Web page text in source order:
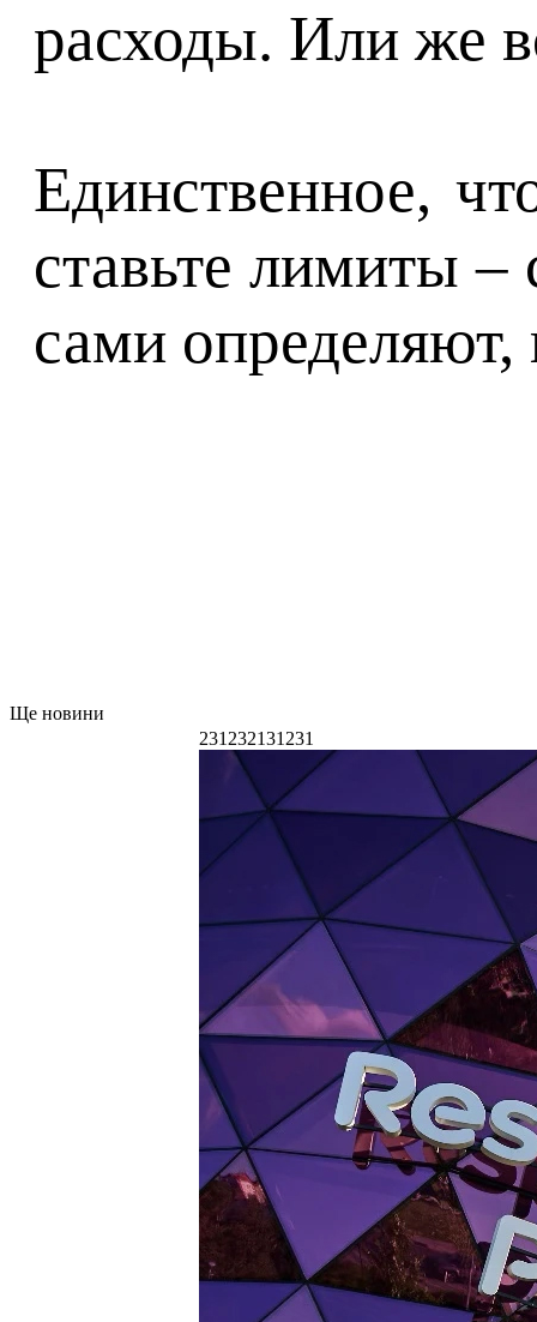
расходы. Или же
Единственное,
ставьте лимиты –
сами определяют,
Ще новини
231232131231